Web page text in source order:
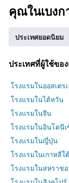
คุณในเบงก
ประเทศยอดนิยม
ประเทศที่ผู้ใช้ขอ
โรงแรมในออสเตร
โรงแรมในไต้หวัน
โรงแรมในจีน
โรงแรมในอินโดนีเ
โรงแรมในญี่ปุ่น
โรงแรมในเกาหลีใต้
โรงแรมในสหราช